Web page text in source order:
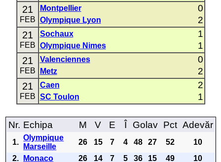
21
FEB
Montpellier 0
Olympique Lyon 2
21
FEB
Sochaux 1
Olympique Nimes 1
21
FEB
Valenciennes 0
Metz 2
21
FEB
Caen 2
SC Toulon 1
Nr. Echipa M V E Î Golav Pct Adevăr
1.
Olympique
Marseille
26 15 7 4 48 27 52
10
2.
Monaco 26 14 7 5 36 15 49
10